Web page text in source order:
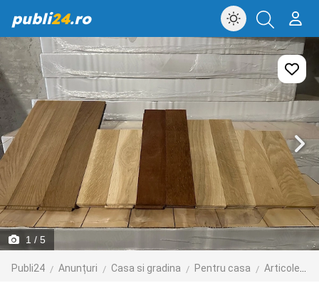
publi24.ro
1 / 5
Publi24 Anunțuri Casa si gradina Pentru casa Articole menaj